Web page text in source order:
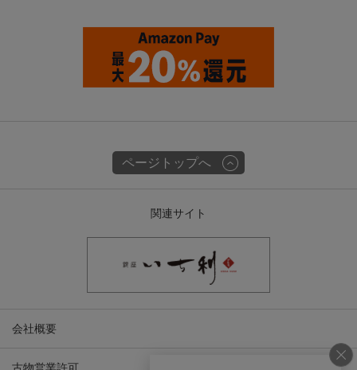
ページトップへ
関連サイト
会社概要